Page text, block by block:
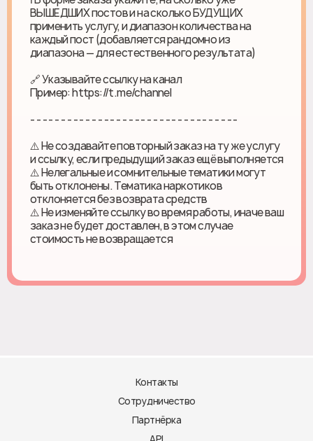
ВЫШЕДШИХ постов и на сколько БУДУЩИХ
применить услугу, и диапазон количества на
каждый пост (добавляется рандомно из
диапазона — для естественного результата)
🔗 Указывайте ссылку на канал
Пример: https://t.me/channel
- - - - - - - - - - - - - - - - - - - - - - - - - - - - - - - - - -
⚠️ Не создавайте повторный заказ на ту же услугу
и ссылку, если предыдущий заказ ещё выполняется
⚠️ Нелегальные и сомнительные тематики могут
быть отклонены. Тематика наркотиков
отклоняется без возврата средств
⚠️ Не изменяйте ссылку во время работы, иначе ваш
заказ не будет доставлен, в этом случае
стоимость не возвращается
Контакты
Сотрудничество
Партнёрка